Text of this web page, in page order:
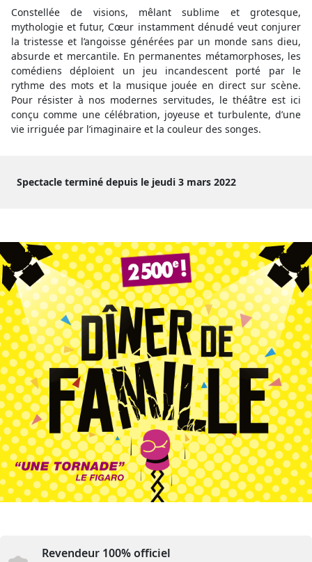
Constellée de visions, mêlant sublime et grotesque,
mythologie et futur, Cœur instamment dénudé veut conjurer
la tristesse et l’angoisse générées par un monde sans dieu,
absurde et mercantile. En permanentes métamorphoses, les
comédiens déploient un jeu incandescent porté par le
rythme des mots et la musique jouée en direct sur scène.
Pour résister à nos modernes servitudes, le théâtre est ici
conçu comme une célébration, joyeuse et turbulente, d’une
vie irriguée par l’imaginaire et la couleur des songes.
Spectacle terminé depuis le jeudi 3 mars 2022
Revendeur 100% officiel